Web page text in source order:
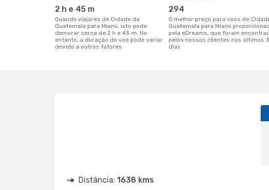
2 h e 45 m
Quando viajares de Cidade da
Guatemala para Miami, isto pode
demorar cerca de 2 h e 45 m. No
entanto, a duração do voo pode variar
devido a outros fatores
294
O melhor preço para voos de Cidade da
Guatemala para Miami
pela eDreams, que foram
pelos nossos clientes nos últimos 3
dias
Distância: 1638 kms